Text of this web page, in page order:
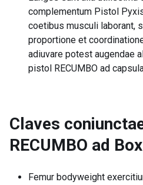
complementum Pistol
coetibus musculi laborant,
proportione et
adiuvare potest augendae
pistol RECUMBO ad
Claves
RECUMBO ad Box
Femur bodyweight